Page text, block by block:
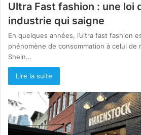
Ultra Fast fashion : une loi
industrie qui saigne
En quelques années, l’ultra fast fashion
phénomène de consommation à celui de
Shein…
Lire la suite